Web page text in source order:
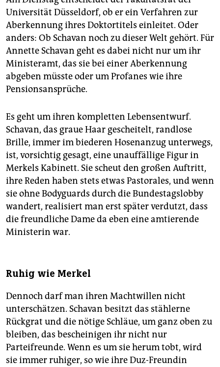
Universität Düsseldorf, ob er ein Verfahren zur
Aberkennung ihres Doktortitels einleitet. Oder
anders: Ob Schavan noch zu dieser Welt gehört. Für
Annette Schavan geht es dabei nicht nur um ihr
Ministeramt, das sie bei einer Aberkennung
abgeben müsste oder um Profanes wie ihre
Pensionsansprüche.
Es geht um ihren kompletten Lebensentwurf.
Schavan, das graue Haar gescheitelt, randlose
Brille, immer im biederen Hosenanzug unterwegs,
ist, vorsichtig gesagt, eine unauffällige Figur in
Merkels Kabinett. Sie scheut den großen Auftritt,
ihre Reden haben stets etwas Pastorales, und wenn
sie ohne Bodyguards durch die Bundestagslobby
wandert, realisiert man erst später verdutzt, dass
die freundliche Dame da eben eine amtierende
Ministerin war.
Ruhig wie Merkel
Dennoch darf man ihren Machtwillen nicht
unterschätzen. Schavan besitzt das stählerne
Rückgrat und die nötige Schläue, um ganz oben zu
bleiben, das bescheinigen ihr nicht nur
Parteifreunde. Wenn es um sie herum tobt, wird
sie immer ruhiger, so wie ihre Duz-Freundin